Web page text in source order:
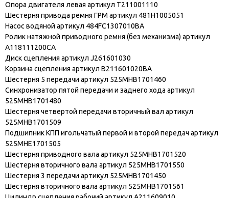
Опора двигателя левая артикул T211001110
Шестерня привода ремня ГРМ артикул 481H1005051
Насос водяной артикул 484FC1307010BA
Ролик натяжной приводного ремня (без механизма) артикул
A118111200CA
Диск сцепления артикул J261601030
Корзина сцепления артикул B211601020BA
Шестерня 5 передачи артикул 525MHB1701460
Синхронизатор пятой передачи и заднего хода артикул
525MHB1701480
Шестерня четвертой передачи вторичный вал артикул
525MHB1701509
Подшипник КПП игольчатый первой и второй передач артикул
525MHE1701505
Шестерня приводного вала артикул 525MHB1701520
Шестерня вторичного вала артикул 525MHB1701550
Шестерня 3 передачи артикул 525MHB1701450
Шестерня вторичного вала артикул 525MHB1701561